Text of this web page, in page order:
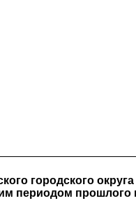
городского
периодом прошлого